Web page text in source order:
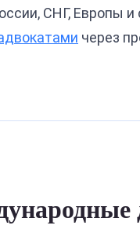
СНГ, Европы
через